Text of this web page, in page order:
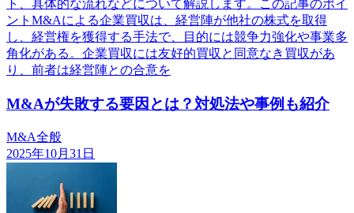
ト、具体的な流れなどについて解説します。この記事のポイ
ントM&Aによる企業買収は、経営陣が他社の株式を取得
し、経営権を獲得する手法で、目的には競争力強化や事業多
角化がある。企業買収には友好的買収と同意なき買収があ
り、前者は経営陣との合意を
M&Aが失敗する要因とは？対処法や事例も紹介
M&A全般
2025年10月31日